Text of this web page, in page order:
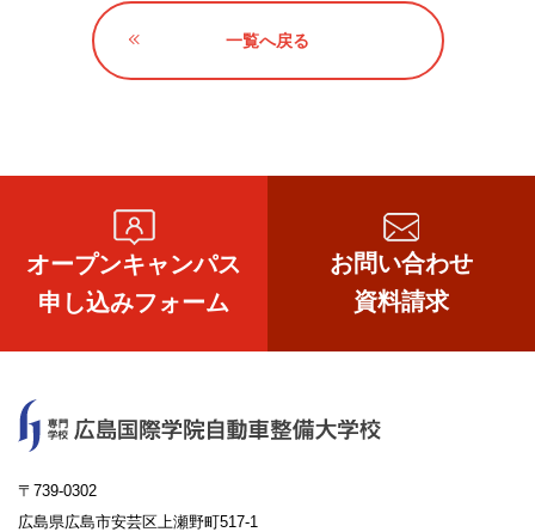
一覧へ戻る
オープンキャンパス
申し込みフォーム
お問い合わせ
資料請求
〒739-0302
広島県広島市安芸区上瀬野町517-1